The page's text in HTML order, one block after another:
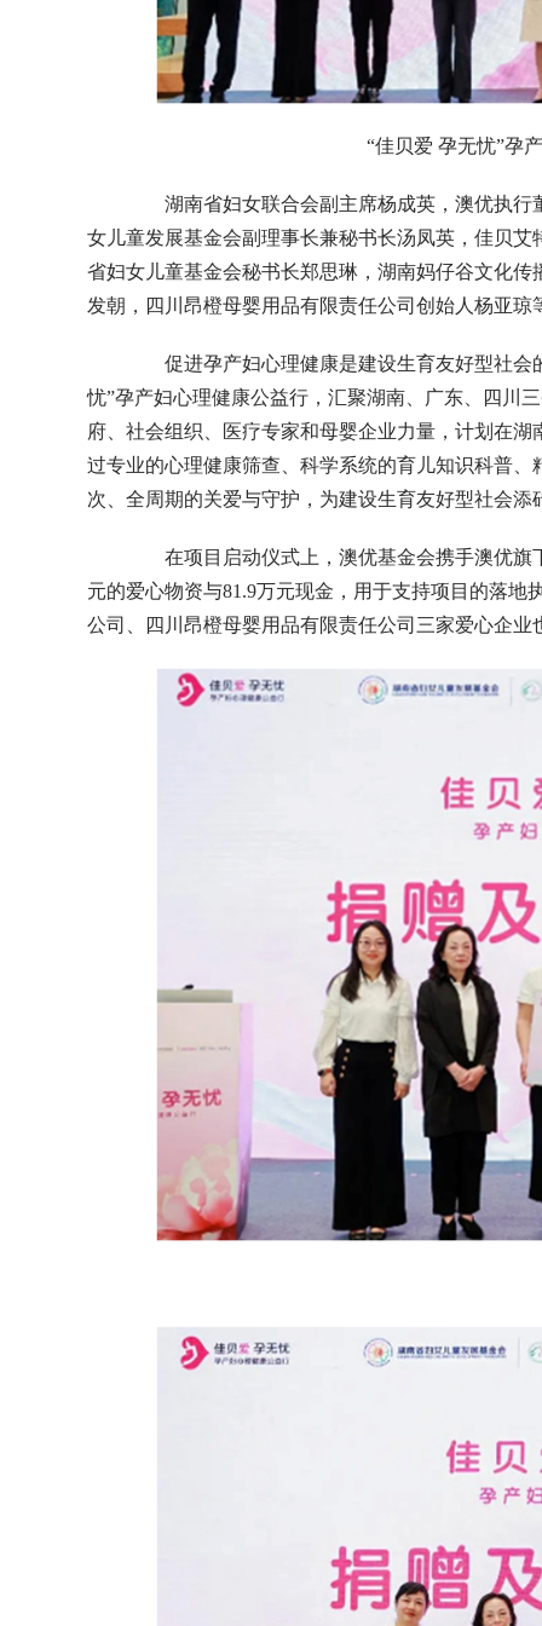
“佳贝爱 孕无忧”孕
湖南省妇女联合会副主席杨成英，澳优执行
女儿童发展基金会副理事长兼秘书长汤凤英，佳贝
省妇女儿童基金会秘书长郑思琳，湖南妈仔谷文化
发朝，四川昂橙母婴用品有限责任公司创始人杨亚
促进孕产妇心理健康是建设生育友好型社会
忧”孕产妇心理健康公益行，汇聚湖南、广东、四川
府、社会组织、医疗专家和母婴企业力量，计划在
过专业的心理健康筛查、科学系统的育儿知识科普
次、全周期的关爱与守护，为建设生育友好型社会添
在项目启动仪式上，澳优基金会携手澳优旗
元的爱心物资与81.9万元现金，用于支持项目的落
公司、四川昂橙母婴用品有限责任公司三家爱心企业